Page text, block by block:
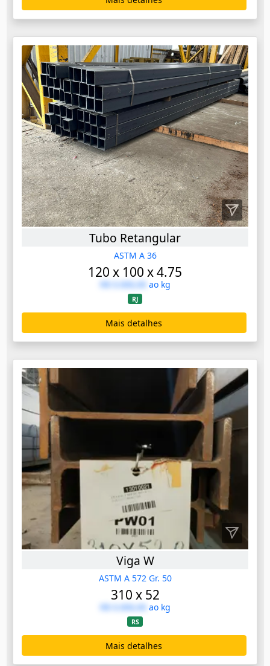
Tubo Retangular
ASTM A 36
120 x 100 x 4.75
R$ 0.000,00 ao kg
RJ
Mais detalhes
Viga W
ASTM A 572 Gr. 50
310 x 52
R$ 0.000,00 ao kg
RS
Mais detalhes